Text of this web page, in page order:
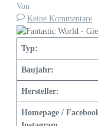
Von
Keine Kommentare
Typ:
Baujahr:
Hersteller:
Homepage /